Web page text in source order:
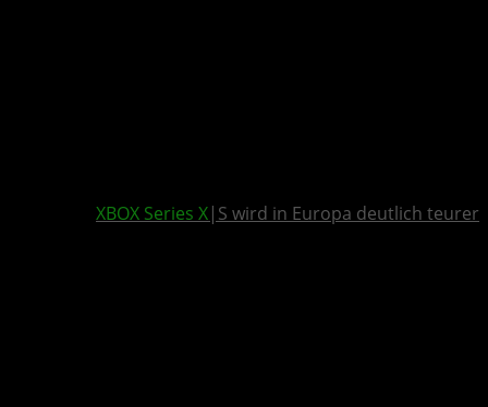
XBOX Series X|S wird in Europa deutlich teurer